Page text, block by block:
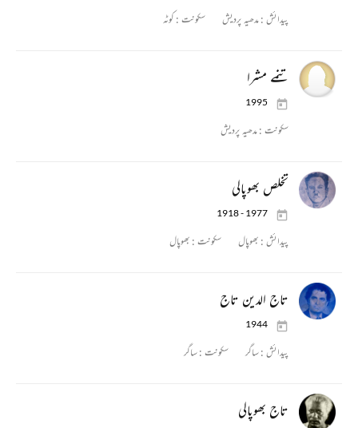
پیدائش :مدھیہ پردیش سکونت : کوٹہ
تنمے مشرا
1995
سکونت :مدھیہ پردیش
تخلص بھوپالی
1918 - 1977
پیدائش : بھوپال سکونت : بھوپال
تاج الدین تاج
1944
پیدائش :ساگر سکونت :ساگر
تاج بھوپالی